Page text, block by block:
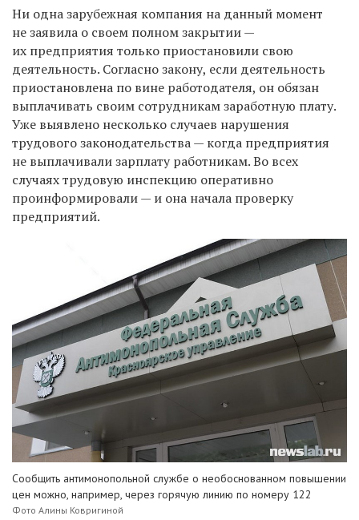
Ни одна зарубежная компания на данный момент
не заявила о своем полном закрытии —
их предприятия только приостановили свою
деятельность. Согласно закону, если деятельность
приостановлена по вине работодателя, он обязан
выплачивать своим сотрудникам заработную плату.
Уже выявлено несколько случаев нарушения
трудового законодательства — когда предприятия
не выплачивали зарплату работникам. Во всех
случаях трудовую инспекцию оперативно
проинформировали — и она начала проверку
предприятий.
Сообщить антимонопольной службе о необоснованном повышении
цен можно, например, через горячую линию по номеру 122
Фото Алины Ковригиной